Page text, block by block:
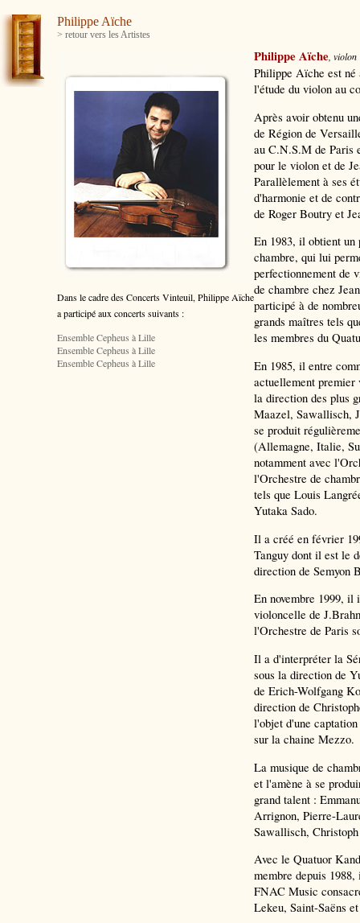
Philippe Aïche
> retour vers les Artistes
Philippe Aïche , violon
Philippe Aïche est
l'étude du violon au
Après avoir obtenu
de Région de
au C.N.S.M de Paris
pour le violon et de
Parallèlement à ses
d'harmonie et de
de Roger Boutry et
En 1983, il obtient
chambre, qui lui
perfectionnement de
de chambre chez
participé à de
grands maîtres tels
les membres du
En 1985, il entre
actuellement premier
la direction des plus
Maazel, Sawallisch,
se produit
(Allemagne, Italie,
notamment avec
l'Orchestre de
tels que Louis
Yutaka Sado.
Il a créé en février
Tanguy dont il est le
direction de Semyon
En novembre 1999,
violoncelle de
l'Orchestre de Paris
Il a d'interpréter la
sous la direction de
de Erich-Wolfgang
direction de
l'objet d'une
sur la chaine Mezzo.
La musique de
et l'amène à se
grand talent :
Arrignon, Pierre-
Sawallisch,
Avec le Quatuor
membre depuis
FNAC Music
Lekeu, Saint-Saëns
Dans le cadre des Concerts Vinteuil, Philippe Aïche
a participé aux concerts suivants :
Ensemble Cepheus à Lille
Ensemble Cepheus à Lille
Ensemble Cepheus à Lille